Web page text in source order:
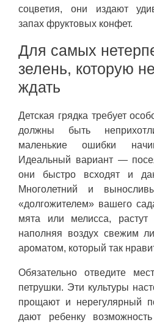
соцветия, они издают
запах фруктовых конфет.
Для самых
зелень, которую
ждать
Детская грядка требует
должны быть
маленькие ошибки
Идеальный вариант —
они быстро всходят и
Многолетний и
«долгожителем» вашего
мята или мелисса,
наполняя воздух свежим
ароматом, который так
Обязательно отведите
петрушки. Эти культуры
прощают и нерегулярный
дают ребенку